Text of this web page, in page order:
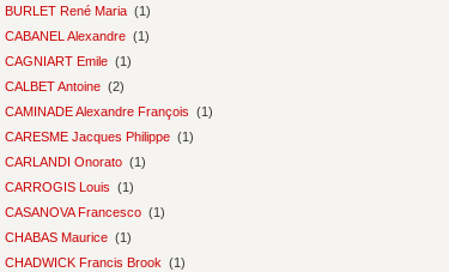
BURLET René Maria (1)
CABANEL Alexandre (1)
CAGNIART Emile (1)
CALBET Antoine (2)
CAMINADE Alexandre François (1)
CARESME Jacques Philippe (1)
CARLANDI Onorato (1)
CARROGIS Louis (1)
CASANOVA Francesco (1)
CHABAS Maurice (1)
CHADWICK Francis Brook (1)